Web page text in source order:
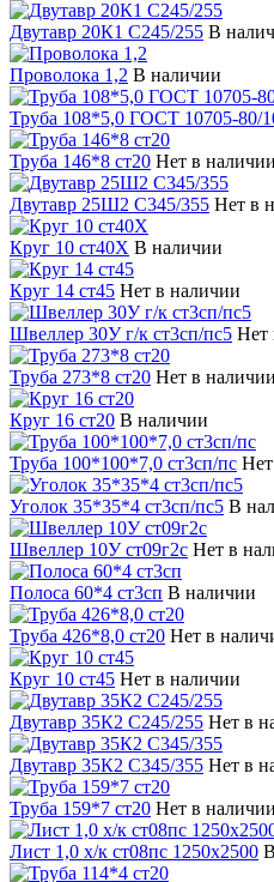
Двутавр 20К1 С245/255 В
Проволока 1,2 В наличии
Труба 108*5,0 ГОСТ 10705-80/
Труба 146*8 ст20 Нет в наличии
Двутавр 25Ш2 С345/355 Нет в
Круг 10 ст40Х В наличии
Круг 14 ст45 Нет в наличии
Швеллер 30У г/к ст3сп/пс5 Нет
Труба 273*8 ст20 Нет в наличии
Круг 16 ст20 В наличии
Труба 100*100*7,0 ст3сп/пс
Уголок 35*35*4 ст3сп/пс5 В
Швеллер 10У ст09г2с Нет в
Полоса 60*4 ст3сп В наличии
Труба 426*8,0 ст20 Нет в
Круг 10 ст45 Нет в наличии
Двутавр 35К2 С245/255 Нет в
Двутавр 35К2 С345/355 Нет в
Труба 159*7 ст20 Нет в наличии
Лист 1,0 х/к ст08пс 1250х2500